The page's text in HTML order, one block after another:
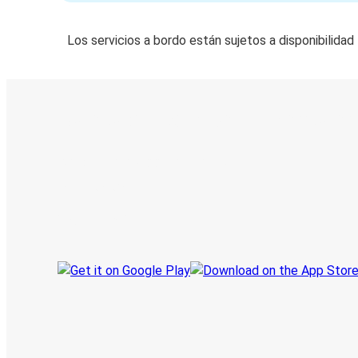
Los servicios a bordo están sujetos a disponibilidad